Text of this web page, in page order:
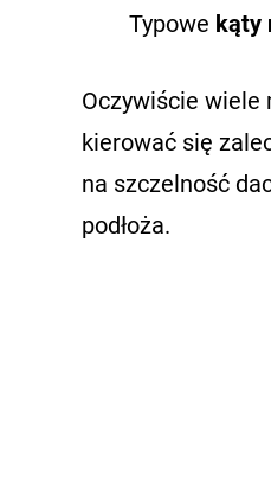
Typowe kąty
Oczywiście wiele
kierować się
na szczelność
podłoża.